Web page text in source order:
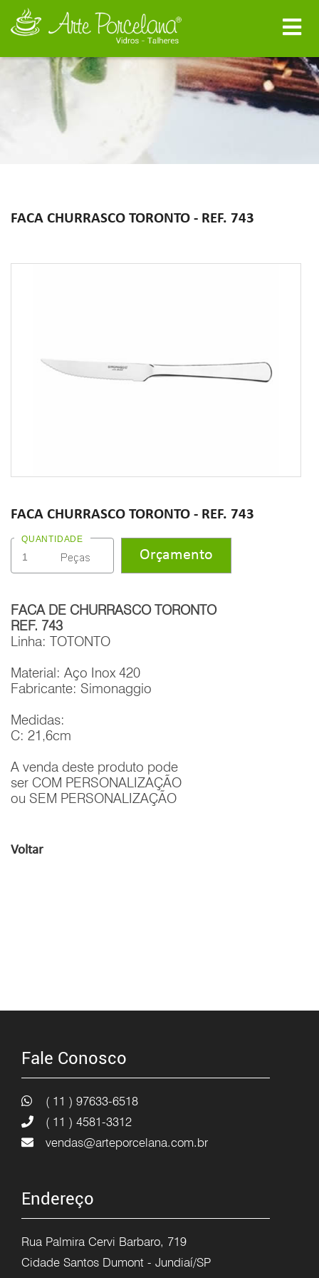
FACA CHURRASCO TORONTO - REF. 743
FACA CHURRASCO TORONTO - REF. 743
QUANTIDADE
FACA DE CHURRASCO TORONTO
REF. 743
Linha: TOTONTO
Material: Aço Inox 420
Fabricante: Simonaggio
Medidas:
C: 21,6cm
A venda deste produto pode
ser COM PERSONALIZAÇÃO
ou SEM PERSONALIZAÇÃO
Voltar
Fale Conosco
( 11 ) 97633-6518
( 11 ) 4581-3312
vendas@arteporcelana.com.br
Endereço
Rua Palmira Cervi Barbaro, 719
Cidade Santos Dumont - Jundiaí/SP